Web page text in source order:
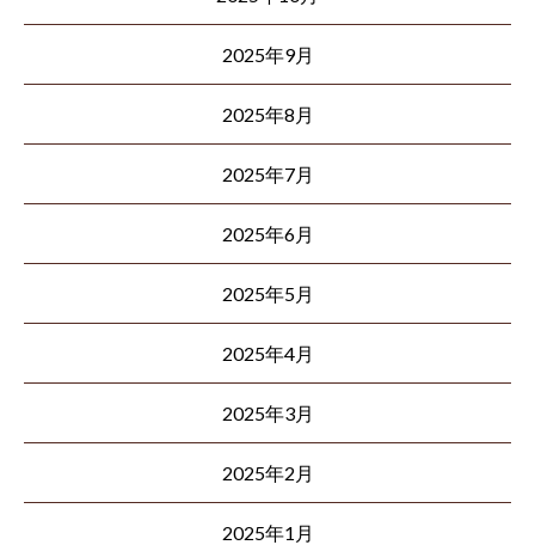
2025年9月
2025年8月
2025年7月
2025年6月
2025年5月
2025年4月
2025年3月
2025年2月
2025年1月